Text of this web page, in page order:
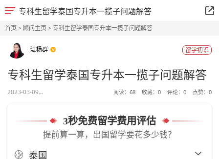
专科生留学泰国专升本一揽子问题解答
首页> 顾问主页> 专科生留学泰国专升本一揽子问题解答
湛杨群 留学初识
专科生留学泰国专升本一揽子问题解答
2023-03-09... 阅读： 68 收藏： 0 评论： 0 点赞： 0
3秒免费留学费用评估
提前算一算，出国留学要花多少钱？